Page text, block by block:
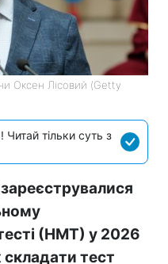
Оксен Лісовий (Getty
тільки суть з
(НМТ) у 2026
складати тест